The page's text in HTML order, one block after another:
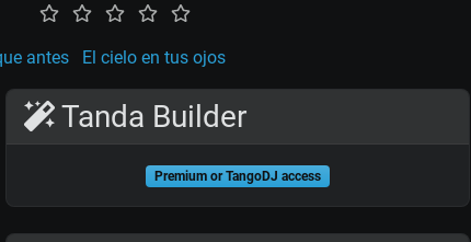
antes El cielo en tus ojos
Tanda Builder
Premium or TangoDJ access